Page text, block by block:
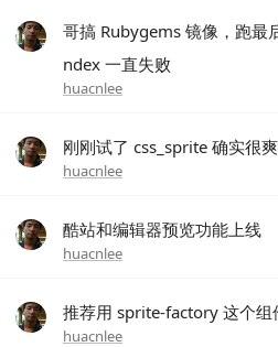
哥搞 Rubygems 镜像，跑最
ndex 一直失败
huacnlee
刚刚试了 css_sprite 确实很
huacnlee
酷站和编辑器预览功能上线
huacnlee
推荐用 sprite-factory 这个组
huacnlee